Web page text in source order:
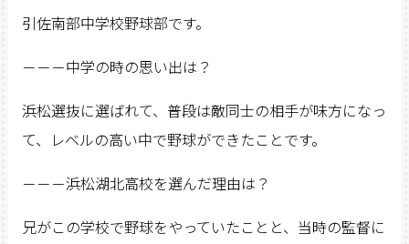
引佐南部中学校野球部です。
－－－中学の時の思い出は？
浜松選抜に選ばれて、普段は敵同士の相手が味方になっ
て、レベルの高い中で野球ができたことです。
－－－浜松湖北高校を選んだ理由は？
兄がこの学校で野球をやっていたことと、当時の監督に